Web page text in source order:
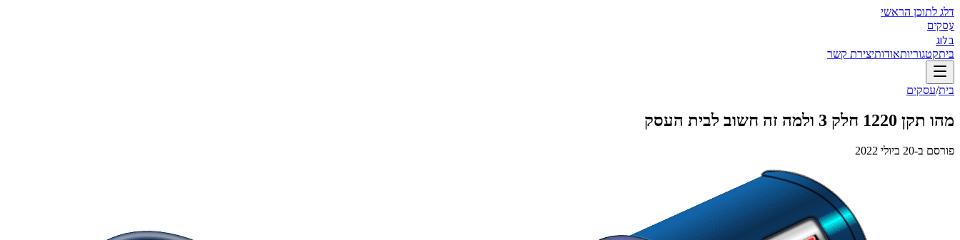
דלג לתוכן הראשי
עסקים
בלוג
ביתקטגוריותאודותיצירת קשר
בית/עסקים
מהו תקן 1220 חלק 3 ולמה זה חשוב לבית העסק
פורסם ב-20 ביולי 2022